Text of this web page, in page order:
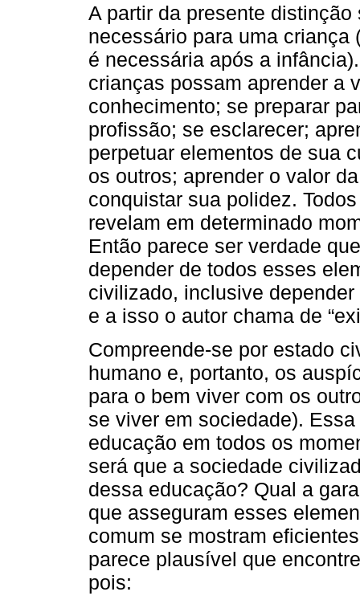
A partir da presente
necessário para uma
é necessária após a
crianças possam aprender a
conhecimento; se preparar
profissão; se esclarecer;
perpetuar elementos de sua
os outros; aprender o valor
conquistar sua polidez.
revelam em determinado
Então parece ser verdade
depender de todos esses
civilizado, inclusive
e a isso o autor chama de
Compreende-se por estado
humano e, portanto, os
para o bem viver com os
se viver em sociedade).
educação em todos os
será que a sociedade
dessa educação? Qual a
que asseguram esses
comum se mostram
parece plausível que
pois: